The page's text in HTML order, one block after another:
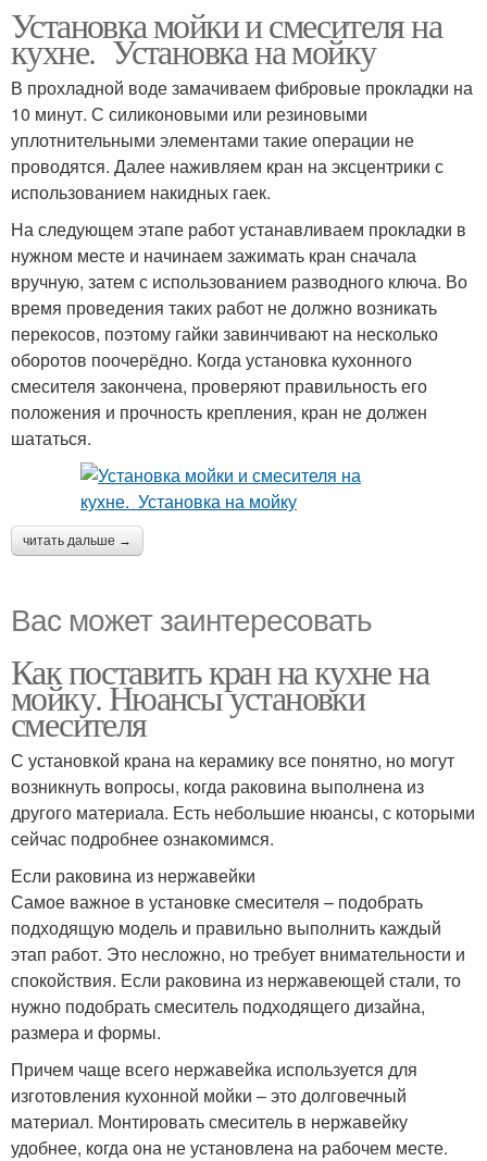
Установка мойки и смесителя на
кухне. Установка на мойку
В прохладной воде замачиваем фибровые прокладки на
10 минут. С силиконовыми или резиновыми
уплотнительными элементами такие операции не
проводятся. Далее наживляем кран на эксцентрики с
использованием накидных гаек.
На следующем этапе работ устанавливаем прокладки в
нужном месте и начинаем зажимать кран сначала
вручную, затем с использованием разводного ключа. Во
время проведения таких работ не должно возникать
перекосов, поэтому гайки завинчивают на несколько
оборотов поочерёдно. Когда установка кухонного
смесителя закончена, проверяют правильность его
положения и прочность крепления, кран не должен
шататься.
читать дальше →
Вас может заинтересовать
Как поставить кран на кухне на
мойку. Нюансы установки
смесителя
С установкой крана на керамику все понятно, но могут
возникнуть вопросы, когда раковина выполнена из
другого материала. Есть небольшие нюансы, с которыми
сейчас подробнее ознакомимся.
Если раковина из нержавейки
Самое важное в установке смесителя – подобрать
подходящую модель и правильно выполнить каждый
этап работ. Это несложно, но требует внимательности и
спокойствия. Если раковина из нержавеющей стали, то
нужно подобрать смеситель подходящего дизайна,
размера и формы.
Причем чаще всего нержавейка используется для
изготовления кухонной мойки – это долговечный
материал. Монтировать смеситель в нержавейку
удобнее, когда она не установлена на рабочем месте.